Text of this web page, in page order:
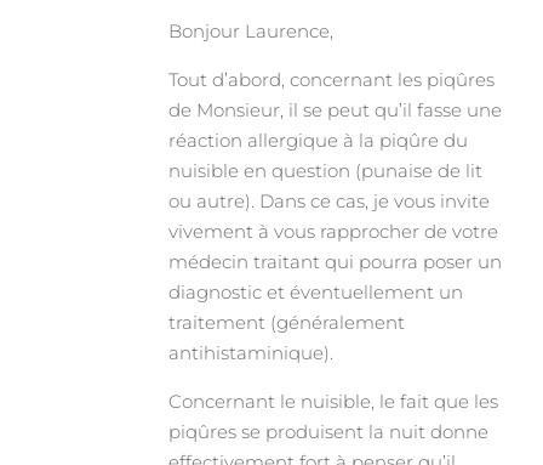
Bonjour Laurence,
Tout d’abord, concernant les piqûres
de Monsieur, il se peut qu’il fasse une
réaction allergique à la piqûre du
nuisible en question (punaise de lit
ou autre). Dans ce cas, je vous invite
vivement à vous rapprocher de votre
médecin traitant qui pourra poser un
diagnostic et éventuellement un
traitement (généralement
antihistaminique).
Concernant le nuisible, le fait que les
piqûres se produisent la nuit donne